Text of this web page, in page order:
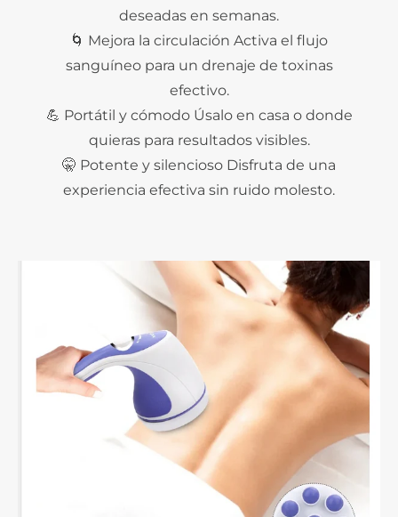
deseadas en semanas.
🌀 Mejora la circulación Activa el flujo
sanguíneo para un drenaje de toxinas
efectivo.
💪 Portátil y cómodo Úsalo en casa o donde
quieras para resultados visibles.
🤫 Potente y silencioso Disfruta de una
experiencia efectiva sin ruido molesto.